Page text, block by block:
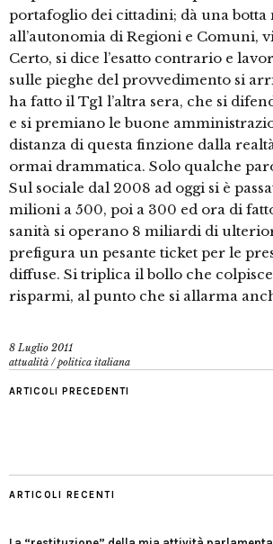
portafoglio dei cittadini; dà una botta
all’autonomia di Regioni e Comuni,
Certo, si dice l’esatto contrario e
sulle pieghe del provvedimento si
ha fatto il Tg1 l’altra sera, che si
e si premiano le buone
distanza di questa finzione dalla
ormai drammatica. Solo qualche
Sul sociale dal 2008 ad oggi si è
milioni a 500, poi a 300 ed ora di
sanità si operano 8 miliardi di
prefigura un pesante ticket per le
diffuse. Si triplica il bollo che
risparmi, al punto che si allarma
8 Luglio 2011
attualità /politica italiana
ARTICOLI PRECEDENTI
ARTICOLI RECENTI